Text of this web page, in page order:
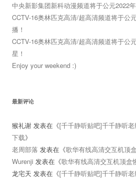
中央新影集团新科动漫频道将于公元2022
CCTV-16奥林匹克高清/超高清频道将于公
播！
CCTV-16奥林匹克高清/超高清频道将于公
星！
Enjoy your weekend :)
最新评论
猴礼谢 发表在《[千千静听贴吧]千千静听
下载》
老周部落 发表在《歌华有线高清交互机顶
Wurenji 发表在《歌华有线高清交互机顶盒
龙宅天 发表在《[千千静听贴吧]千千静听